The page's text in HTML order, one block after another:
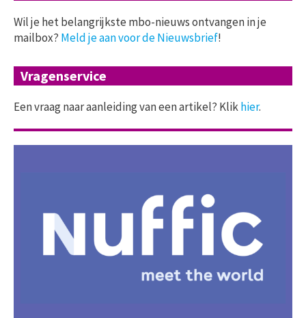
Wil je het belangrijkste mbo-nieuws ontvangen in je
mailbox? Meld je aan voor de Nieuwsbrief!
Vragenservice
Een vraag naar aanleiding van een artikel? Klikhier.